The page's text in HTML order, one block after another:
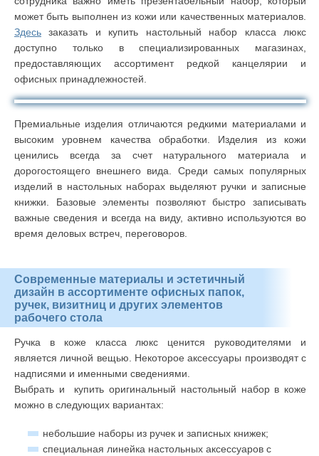
может быть выполнен из кожи или качественных материалов.
Здесь заказать и купить настольный набор класса люкс
доступно только в специализированных магазинах,
предоставляющих ассортимент редкой канцелярии и
офисных принадлежностей.
Премиальные изделия отличаются редкими материалами и
высоким уровнем качества обработки. Изделия из кожи
ценились всегда за счет натурального материала и
дорогостоящего внешнего вида. Среди самых популярных
изделий в настольных наборах выделяют ручки и записные
книжки. Базовые элементы позволяют быстро записывать
важные сведения и всегда на виду, активно используются во
время деловых встреч, переговоров.
Современные материалы и эстетичный
дизайн в ассортименте офисных папок,
ручек, визитниц и других элементов
рабочего стола
Ручка в коже класса люкс ценится руководителями и
является личной вещью. Некоторое аксессуары производят с
надписями и именными сведениями.
Выбрать и
купить оригинальный настольный набор в коже
можно в следующих вариантах:
небольшие наборы из ручек и записных книжек;
специальная линейка настольных аксессуаров с